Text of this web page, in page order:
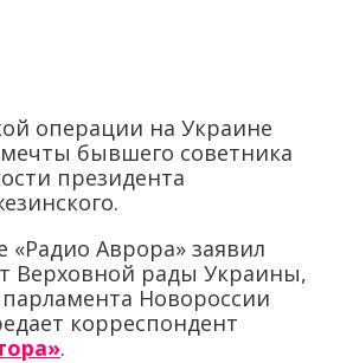
операции на Украине
бывшего советника
президента
Аврора» заявил
Верховной рады Украины,
Новороссии
корреспондент
.